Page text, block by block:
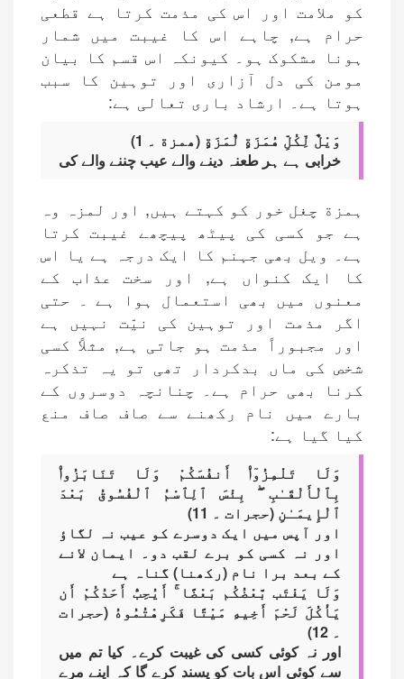
کو ملامت اور اس کی مذمت کرتا ہے قطعی
حرام ہے, چاہے اس کا غیبت میں شمار
ہونا مشکوک ہو۔ کیونکہ اس قسم کا بیان
مومن کی دل آزاری اور توہین کا سبب
ہوتا ہے۔ ارشاد باری تعالی ہے:
وَيْلٌ لِّكُلِّ هُمَزَةٍ لُّمَزَةٍ (ھمزة ۔ 1)
خرابی ہے ہر طعنہ دینے والے عیب چننے والے کی
ہمزة چغل خور کو کہتے ہیں, اور لمزہ وہ
ہے جو کسی کی پیٹھ پیچھے غیبت کرتا
ہے۔ ویل بھی جہنم کا ایک درجہ ہے یا اس
کا ایک کنواں ہے, اور سخت عذاب کے
معنوں میں بھی استعمال ہوا ہے ۔ حتی
اگر مذمت اور توہین کی نیّت نہیں ہے
اور مجبوراً مذمت ہو جاتی ہے, مثلاً کسی
شخص کی ماں بدکردار تھی تو یہ تذکرہ
کرنا بھی حرام ہے۔ چنانچہ دوسروں کے
بارے میں نام رکھنے سے صاف صاف منع
کیا گیا ہے:
وَلَا تَلْمِزُوٓا۟ أَنفُسَكُمْ وَلَا تَنَابَزُوا۟
بِٱلْأَلْقَـٰبِ ۖ بِئْسَ ٱلِٱسْمُ ٱلْفُسُوقُ بَعْدَ
ٱلْإِيمَـٰنِ (حجرات ۔ 11)
اور آپس میں ایک دوسرے کو عیب نہ لگاؤ
اور نہ کسی کو برے لقب دو۔ ایمان لانے
کے بعد برا نام (رکھنا) گناہ ہے
وَلَا يَغْتَب بَّعْضُكُم بَعْضًا ۚ أَيُحِبُّ أَحَدُكُمْ أَن
يَأْكُلَ لَحْمَ أَخِيهِ مَيْتًا فَكَرِهْتُمُوهُ (حجرات
۔ 12)
اور نہ کوئی کسی کی غیبت کرے۔ کیا تم میں
سے کوئی اس بات کو پسند کرے گا کہ اپنے مرے